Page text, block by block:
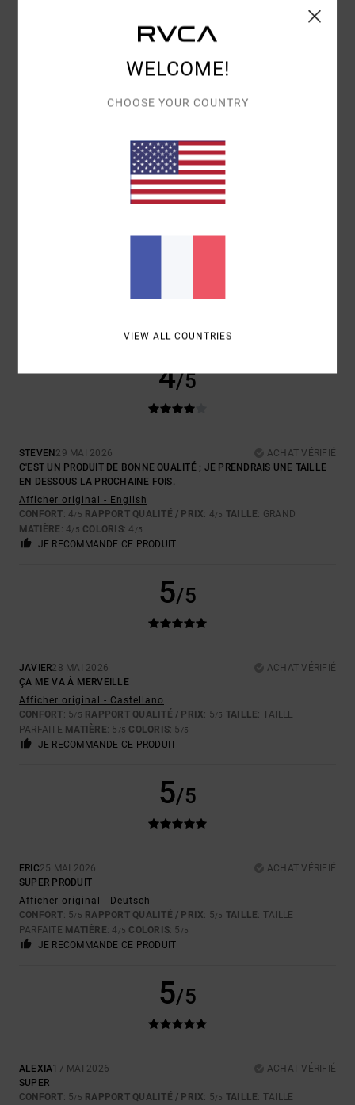
Afficher original - Deutsch
5/5
RAPPORT QUALITÉ / PRIX: 4/5 TAILLE
4/5
STEVEN29 MAI 2026
ACHAT VÉRIFIÉ
C'EST UN PRODUIT DE BONNE QUALITÉ ; JE PRENDRAIS UNE TAILLE
EN DESSOUS LA PROCHAINE FOIS.
Afficher original - English
CONFORT: 4/5 RAPPORT QUALITÉ / PRIX: 4/5 TAILLE: GRAND
MATIÈRE : 4/5 COLORIS: 4 /5
JE RECOMMANDE CE PRODUIT
5/5
JAVIER28 MAI 2026
ACHAT VÉRIFIÉ
ÇA ME VA À MERVEILLE
Afficher original - Castellano
CONFORT: 5/5 RAPPORT QUALITÉ / PRIX: 5/5 TAILLE: TAILLE
PARFAITE MATIÈRE: 5 /5 COLORIS: 5 /5
JE RECOMMANDE CE PRODUIT
5/5
ERIC25 MAI 2026
ACHAT VÉRIFIÉ
SUPER PRODUIT
Afficher original - Deutsch
CONFORT: 5/5 RAPPORT QUALITÉ / PRIX: 5/5 TAILLE: TAILLE
PARFAITE MATIÈRE: 4 /5 COLORIS: 5 /5
JE RECOMMANDE CE PRODUIT
5/5
ALEXIA17 MAI 2026
ACHAT VÉRIFIÉ
SUPER
CONFORT: 5/5 RAPPORT QUALITÉ / PRIX: 5/5 TAILLE: TAILLE
WELCOME!
CHOOSE YOUR COUNTRY
VIEW ALL COUNTRIES